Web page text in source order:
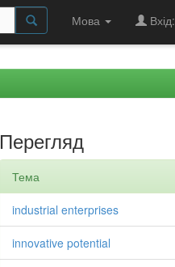
Мова Вхід:
Перегляд
Тема
industrial enterprises
innovative potential